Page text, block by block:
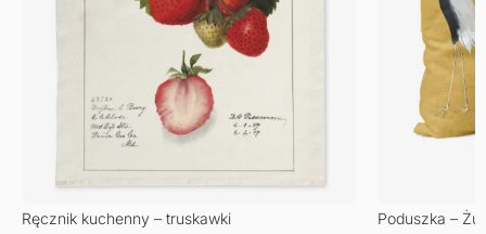
Ręcznik kuchenny – truskawki
Poduszka –